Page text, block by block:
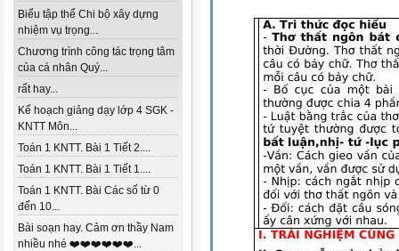
Biểu tập thể Chi bộ xây dựng
nhiệm vụ trọng...
Chương trình công tác trọng tâm
của cá nhân Quý...
rất hay...
Kế hoạch giảng dạy lớp 4 SGK -
KNTT Môn...
Toán 1 KNTT. Bài 1 Tiết 2....
Toán 1 KNTT. Bài 1 Tiết 1....
Toán 1 KNTT. Bài Các số từ 0
đến 10...
Bài soạn hay. Cảm ơn thầy Nam
nhiều nhé ❤️❤️❤️❤️❤️❤️...